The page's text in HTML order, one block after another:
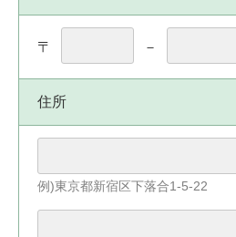
〒 －
住所
例)東京都新宿区下落合1-5-22